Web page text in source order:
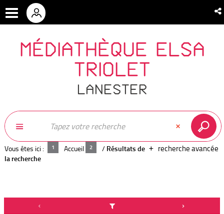
MÉDIATHÈQUE ELSA
TRIOLET
LANESTER
recherche avancée
Vous êtes ici : Accueil / Résultats de
la recherche